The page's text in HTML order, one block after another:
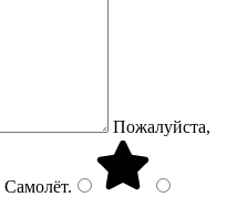
Пожалуйста,
Самолёт.